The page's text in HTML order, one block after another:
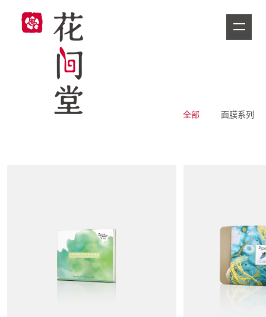
全部 面膜系列